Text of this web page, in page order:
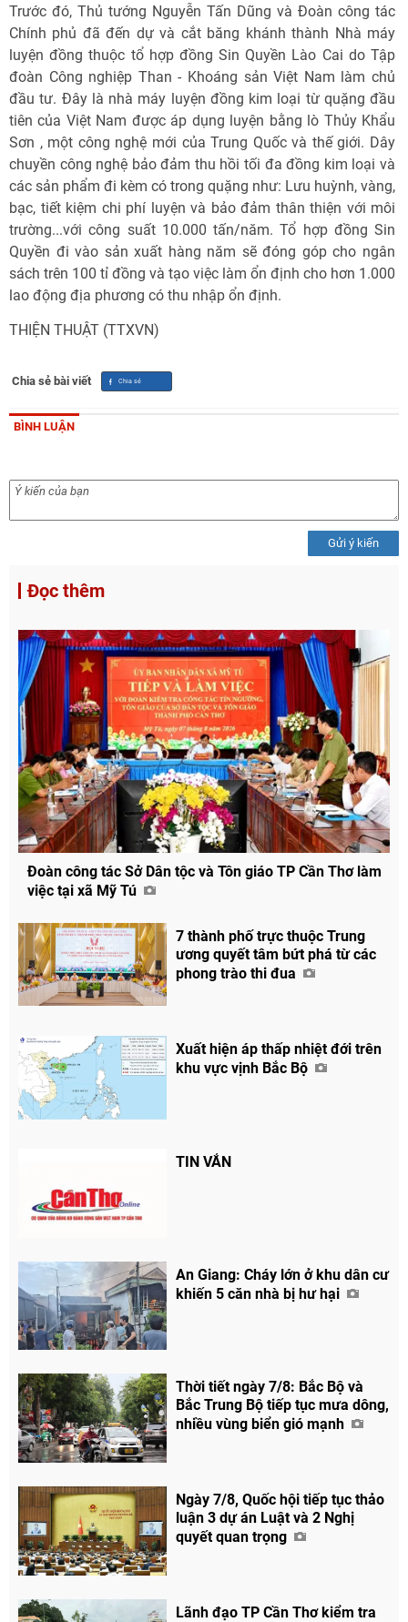
Trước đó, Thủ tướng Nguyễn Tấn Dũng và Đoàn công tác
Chính phủ đã đến dự và cắt băng khánh thành Nhà máy
luyện đồng thuộc tổ hợp đồng Sin Quyền Lào Cai do Tập
đoàn Công nghiệp Than - Khoáng sản Việt Nam làm chủ
đầu tư. Đây là nhà máy luyện đồng kim loại từ quặng đầu
tiên của Việt Nam được áp dụng luyện bằng lò Thủy Khẩu
Sơn , một công nghệ mới của Trung Quốc và thế giới. Dây
chuyền công nghệ bảo đảm thu hồi tối đa đồng kim loại và
các sản phẩm đi kèm có trong quặng như: Lưu huỳnh, vàng,
bạc, tiết kiệm chi phí luyện và bảo đảm thân thiện với môi
trường...với công suất 10.000 tấn/năm. Tổ hợp đồng Sin
Quyền đi vào sản xuất hàng năm sẽ đóng góp cho ngân
sách trên 100 tỉ đồng và tạo việc làm ổn định cho hơn 1.000
lao động địa phương có thu nhập ổn định.
THIỆN THUẬT (TTXVN)
Chia sẻ bài viết
BÌNH LUẬN
Gửi ý kiến
Đọc thêm
Đoàn công tác Sở Dân tộc và Tôn giáo TP Cần Thơ làm
việc tại xã Mỹ Tú
7 thành phố trực thuộc Trung
ương quyết tâm bứt phá từ các
phong trào thi đua
Xuất hiện áp thấp nhiệt đới trên
khu vực vịnh Bắc Bộ
TIN VẮN
An Giang: Cháy lớn ở khu dân cư
khiến 5 căn nhà bị hư hại
Thời tiết ngày 7/8: Bắc Bộ và
Bắc Trung Bộ tiếp tục mưa dông,
nhiều vùng biển gió mạnh
Ngày 7/8, Quốc hội tiếp tục thảo
luận 3 dự án Luật và 2 Nghị
quyết quan trọng
Lãnh đạo TP Cần Thơ kiểm tra